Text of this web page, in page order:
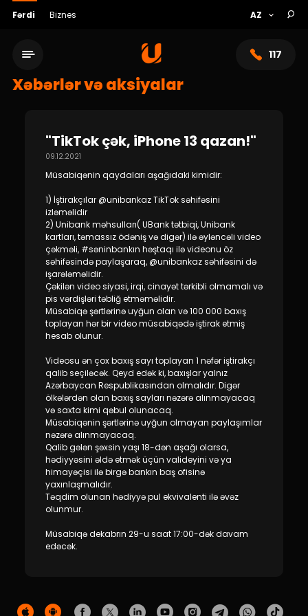
Fərdi Biznes
117
Xidmət şəbəkəsi
Dayanıqlılıq
Tariflər
İnsan Resursları
Əlaqə və təkliflər
Xəbərlər və aksiyalar
"TikTok çək, iPhone 13 qazan!"
09.12.2021
Müsabiqənin qaydaları aşağıdaki kimidir:
1) İştirakçılar @unibankaz TikTok səhifəsini
izləməlidir
2) Unibank məhsulları( UBank tətbiqi, Unibank
kartları, təmassız ödəniş və digər) ilə əyləncəli video
çəkməli, #səninbankın həştaqı ilə videonu öz
səhifəsində paylaşaraq, @unibankaz səhifəsini də
işarələməlidir.
Çəkilən video siyasi, irqi, cinayət tərkibli olmamalı və
pis vərdişləri təbliğ etməməlidir.
Müsabiqə şərtlərinə uyğun olan və 100 000 baxış
toplayan hər bir video müsabiqədə iştirak etmiş
hesab olunur.
Videosu ən çox baxış sayı toplayan 1 nəfər iştirakçı
qalib seçiləcək. Qeyd edək ki, baxışlar yalnız
Azərbaycan Respublikasından olmalıdır. Digər
ölkələrdən olan baxış sayları nəzərə alınmayacaq
və saxta kimi qəbul olunacaq.
Müsabiqənin şərtlərinə uyğun olmayan paylaşımlar
nəzərə alınmayacaq.
Qalib gələn şəxsin yaşı 18-dən aşağı olarsa,
hədiyyəsini əldə etmək üçün valideyini və ya
himayəçisi ilə birgə bankın baş ofisinə
yaxınlaşmalıdır.
Təqdim olunan hədiyyə pul ekvivalenti ilə əvəz
olunmur.
Müsabiqə dekabrın 29-u saat 17:00-dək davam
edəcək.